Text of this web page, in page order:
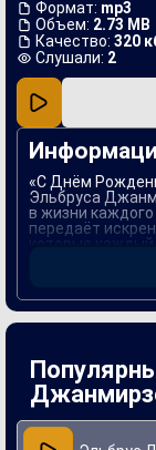
В машину
Музыка 80х
Ремиксы
Формат: mp3
Объем: 2.73 MB
Качество: 320
Слушали: 2
«С Днём
Эльбруса
в жизни
передаёт
которые
родителям в
себе
Создание этой
что позволило
Эта песня стала
поддержкой для